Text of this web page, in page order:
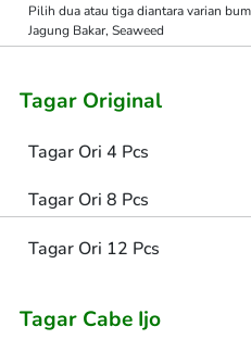
Pilih dua atau tiga diantara varian
Jagung Bakar, Seaweed
Tagar Original
Tagar Ori 4 Pcs
Tagar Ori 8 Pcs
Tagar Ori 12 Pcs
Tagar Cabe Ijo